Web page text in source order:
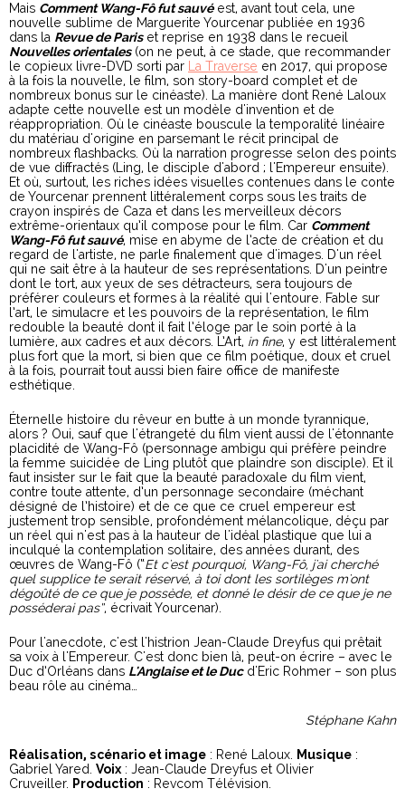
Mais Comment Wang-Fô fut sauvéest, avant tout cela, une
nouvelle sublime de Marguerite Yourcenar publiée en 1936
dans la Revue de Pariset reprise en 1938 dans le recueil
Nouvelles orientales (on ne peut, à ce stade, que recommander
le copieux livre-DVD sorti par
La Traverse en 2017, qui propose
à la fois la nouvelle, le film, son story-board complet et de
nombreux bonus sur le cinéaste). La manière dont René Laloux
adapte cette nouvelle est un modèle d'invention et de
réappropriation. Où le cinéaste bouscule la temporalité linéaire
du matériau d'origine en parsemant le récit principal de
nombreux flashbacks. Où la narration progresse selon des points
de vue diffractés (Ling, le disciple d'abord ; l'Empereur ensuite).
Et où, surtout, les riches idées visuelles contenues dans le conte
de Yourcenar prennent littéralement corps sous les traits de
crayon inspirés de Caza et dans les merveilleux décors
extrême-orientaux qu’il compose pour le film. Car Comment
Wang-Fô futsauvé, mise en abyme de l’acte de création et du
regard de l'artiste, ne parle finalement que d'images. D'un réel
qui ne sait être à la hauteur de ses représentations. D'un peintre
dont le tort, aux yeux de ses détracteurs, sera toujours de
préférer couleurs et formes à la réalité qui l'entoure. Fable sur
l’art, le simulacre et les pouvoirs de la représentation, le film
redouble la beauté dont il fait l’éloge par le soin porté à la
lumière, aux cadres et aux décors. L’Art, in fine, y est littéralement
plus fort que la mort, si bien que ce film poétique, doux et cruel
à la fois, pourrait tout aussi bien faire office de manifeste
esthétique.
Éternelle histoire du rêveur en butte à un monde tyrannique,
alors ? Oui, sauf que l'étrangeté du film vient aussi de l'étonnante
placidité de Wang-Fô (personnage ambigu qui préfère peindre
la femme suicidée de Ling plutôt que plaindre son disciple). Et il
faut insister sur le fait que la beauté paradoxale du film vient,
contre toute attente, d’un personnage secondaire (méchant
désigné de l’histoire) et de ce que ce cruel empereur est
justement trop sensible, profondément mélancolique, déçu par
un réel qui n'est pas à la hauteur de l'idéal plastique que lui a
inculqué la contemplation solitaire, des années durant, des
œuvres de Wang-Fô (“Et c'est pourquoi, Wang-Fô, j'ai cherché
quel supplice te serait réservé, à toi dont les sortilèges m'ont
dégoûté de ce que je possède, et donné le désir de ce que je ne
posséderai pas”, écrivait Yourcenar).
Pour l'anecdote, c'est l'histrion Jean-Claude Dreyfus qui prêtait
sa voix à l'Empereur. C'est donc bien là, peut-on écrire – avec le
Duc d’Orléans dans L'Anglaise et le Duc d'Eric Rohmer – son plus
beau rôle au cinéma…
Stéphane Kahn
Réalisation, scénario et image : René Laloux. Musique :
Gabriel Yared. Voix : Jean-Claude Dreyfus et Olivier
Cruveiller. Production : Revcom Télévision.